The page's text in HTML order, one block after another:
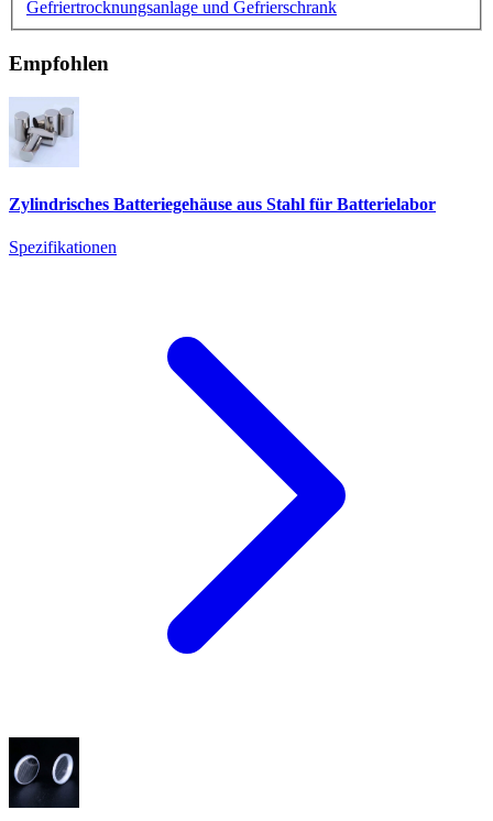
Gefriertrocknungsanlage und Gefrierschrank
Empfohlen
Zylindrisches Batteriegehäuse aus Stahl für Batterielabor
Spezifikationen